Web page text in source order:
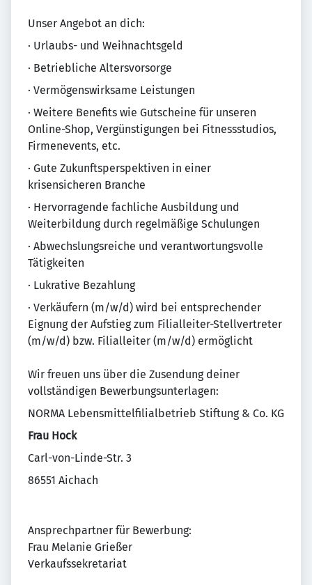
Unser Angebot an dich:
· Urlaubs- und Weihnachtsgeld
· Betriebliche Altersvorsorge
· Vermögenswirksame Leistungen
· Weitere Benefits wie Gutscheine für unseren
Online-Shop, Vergünstigungen bei Fitnessstudios,
Firmenevents, etc.
· Gute Zukunftsperspektiven in einer
krisensicheren Branche
· Hervorragende fachliche Ausbildung und
Weiterbildung durch regelmäßige Schulungen
· Abwechslungsreiche und verantwortungsvolle
Tätigkeiten
· Lukrative Bezahlung
· Verkäufern (m/w/d) wird bei entsprechender
Eignung der Aufstieg zum Filialleiter-Stellvertreter
(m/w/d) bzw. Filialleiter (m/w/d) ermöglicht
Wir freuen uns über die Zusendung deiner
vollständigen Bewerbungsunterlagen:
NORMA Lebensmittelfilialbetrieb Stiftung & Co. KG
Frau Hock
Carl-von-Linde-Str. 3
86551 Aichach
Ansprechpartner für Bewerbung:
Frau Melanie Grießer
Verkaufssekretariat